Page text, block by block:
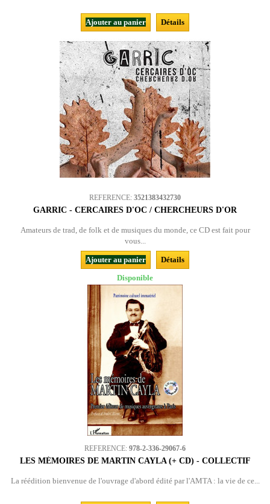
Ajouter au panier Détails
REFERENCE: 3521383432730
GARRIC - CERCAIRES D'OC / CHERCHEURS D'OR
Amateurs de trad, de folk et de musiques du monde, ce CD est fait pour
vous...
Ajouter au panier
Détails
Disponible
REFERENCE: 978-2-336-29067-6
LES MÉMOIRES DE MARTIN CAYLA (+ CD) - COLLECTIF
La réédition bienvenue de l'ouvrage d'abord édité par l'AMTA : la vie de ce...